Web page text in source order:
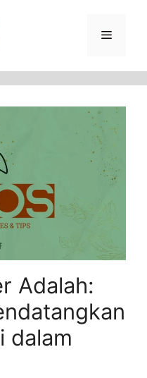
Menu
Adalah:
dalam